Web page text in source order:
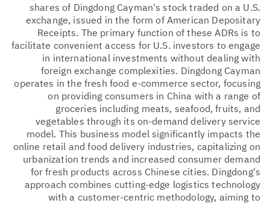
shares of Dingdong Cayman's stock traded on a U.S.
exchange, issued in the form of American Depositary
Receipts. The primary function of these ADRs is to
facilitate convenient access for U.S. investors to engage
in international investments without dealing with
foreign exchange complexities. Dingdong Cayman
operates in the fresh food e-commerce sector, focusing
on providing consumers in China with a range of
groceries including meats, seafood, fruits, and
vegetables through its on-demand delivery service
model. This business model significantly impacts the
online retail and food delivery industries, capitalizing on
urbanization trends and increased consumer demand
for fresh products across Chinese cities. Dingdong's
approach combines cutting-edge logistics technology
with a customer-centric methodology, aiming to